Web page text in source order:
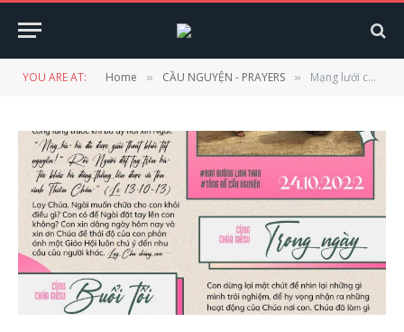
YOU ARE AT: Home » CẦU NGUYỆN - PRAYERS » Mạng lưới cầu nguyện toàn cầu của Đức Thánh Cha – Ngày 24 tháng 10 năm 2022